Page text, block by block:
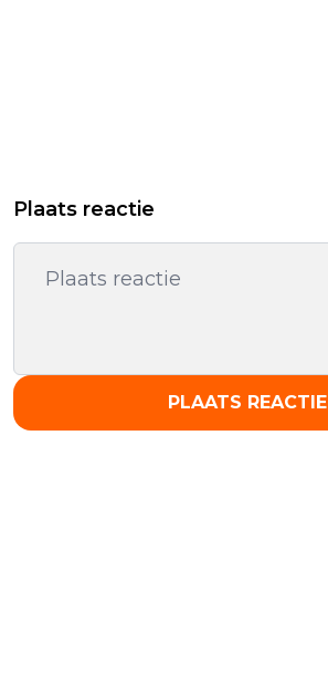
Plaats reactie
PLAATS REACTIE